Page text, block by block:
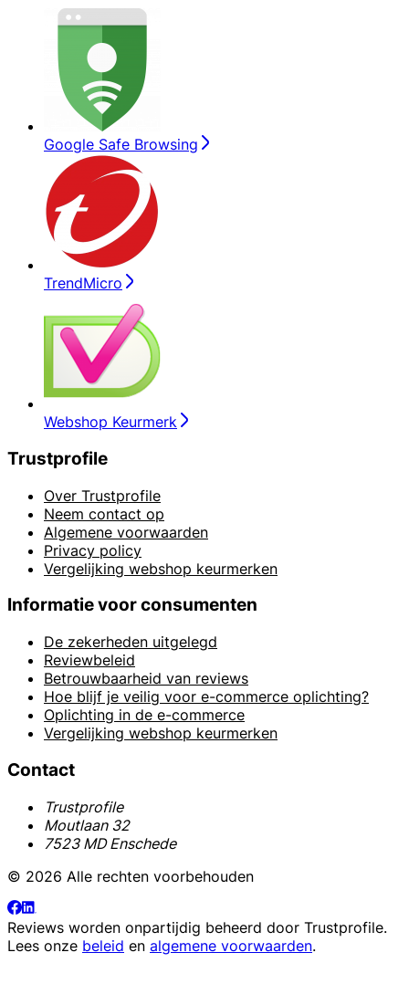
Google Safe Browsing
TrendMicro
Webshop Keurmerk
Trustprofile
Over Trustprofile
Neem contact op
Algemene voorwaarden
Privacy policy
Vergelijking webshop keurmerken
Informatie voor consumenten
De zekerheden uitgelegd
Reviewbeleid
Betrouwbaarheid van reviews
Hoe blijf je veilig voor e-commerce oplichting?
Oplichting in de e-commerce
Vergelijking webshop keurmerken
Contact
Trustprofile
Moutlaan 32
7523 MD Enschede
© 2026 Alle rechten voorbehouden
Reviews worden onpartijdig beheerd door Trustprofile.
Lees onze beleid en algemene voorwaarden.